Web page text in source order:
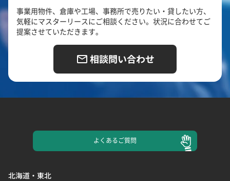
事業用物件、倉庫や工場、事務所で売りたい・貸したい方、
気軽にマスターリースにご相談ください。状況に合わせてご
提案させていただきます。
相談問い合わせ
よくあるご質問
北海道・東北